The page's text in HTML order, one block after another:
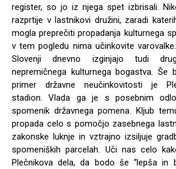
register, so jo iz njega spet izbrisali.
razprtije v lastnikovi družini, zaradi
mogla preprečiti propadanja kulturnega
v tem pogledu nima učinkovite
Slovenji dnevno izginjajo tudi
nepremičnega kulturnega bogastva. Še
primer državne neučinkovitosti je
stadion. Vlada ga je s posebnim
spomenik državnega pomena. Kljub
propada celo s pomočjo zasebnega
zakonske luknje in vztrajno izsiljuje
spomeniških parcelah. Uči nas celo
Plečnikova dela, da bodo še “lepša in